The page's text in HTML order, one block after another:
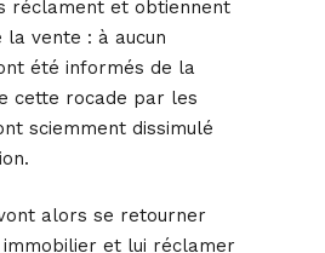
réclament et obtiennent
la vente : à aucun
été informés de la
cette rocade par les
sciemment dissimulé
alors se retourner
immobilier et lui réclamer